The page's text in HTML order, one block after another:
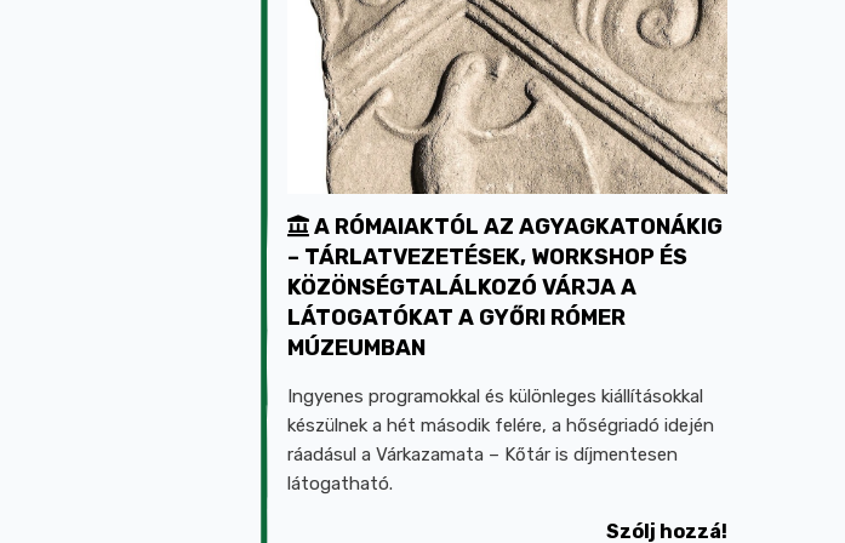
A RÓMAIAKTÓL AZ AGYAGKATONÁKIG
– TÁRLATVEZETÉSEK, WORKSHOP ÉS
KÖZÖNSÉGTALÁLKOZÓ VÁRJA A
LÁTOGATÓKAT A GYŐRI RÓMER
MÚZEUMBAN
Ingyenes programokkal és különleges kiállításokkal
készülnek a hét második felére, a hőségriadó idején
ráadásul a Várkazamata – Kőtár is díjmentesen
látogatható.
Szólj hozzá!